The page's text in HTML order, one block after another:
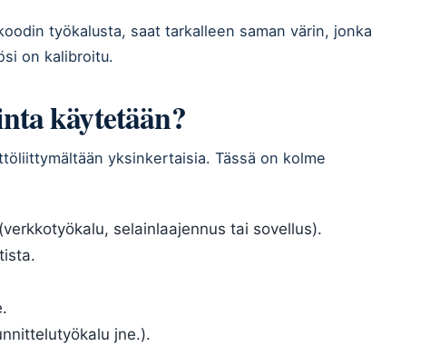
työkalusta, saat tarkalleen saman värin, jonka
on kalibroitu.
käytetään?
yksinkertaisia. Tässä on kolme
selainlaajennus tai sovellus).
jne.).